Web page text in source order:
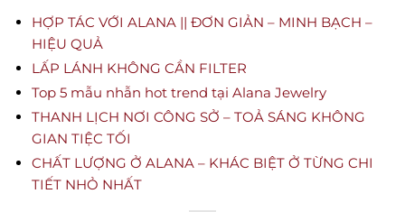
HỢP TÁC VỚI ALANA || ĐƠN GIẢN – MINH BẠCH –
HIỆU QUẢ
LẤP LÁNH KHÔNG CẦN FILTER
Top 5 mẫu nhẫn hot trend tại Alana Jewelry
THANH LỊCH NƠI CÔNG SỞ – TOẢ SÁNG KHÔNG
GIAN TIỆC TỐI
CHẤT LƯỢNG Ở ALANA – KHÁC BIỆT Ở TỪNG CHI
TIẾT NHỎ NHẤT